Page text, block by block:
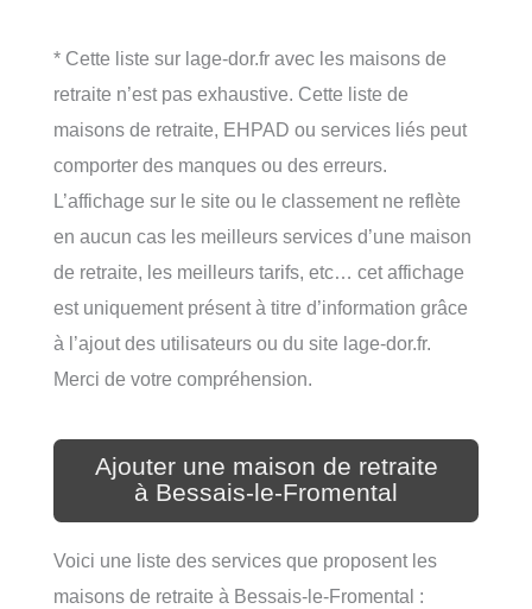
* Cette liste sur lage-dor.fr avec les maisons de
retraite n’est pas exhaustive. Cette liste de
maisons de retraite, EHPAD ou services liés peut
comporter des manques ou des erreurs.
L’affichage sur le site ou le classement ne reflète
en aucun cas les meilleurs services d’une maison
de retraite, les meilleurs tarifs, etc… cet affichage
est uniquement présent à titre d’information grâce
à l’ajout des utilisateurs ou du site lage-dor.fr.
Merci de votre compréhension.
Ajouter une maison de retraite
à Bessais-le-Fromental
Voici une liste des services que proposent les
maisons de retraite à Bessais-le-Fromental :